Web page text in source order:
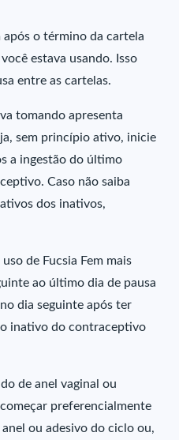
após o término da cartela
estava usando. Isso
entre as cartelas.
tomando apresenta
sem princípio ativo, inicie
a ingestão do último
Caso não saiba
dos inativos,
de Fucsia Fem mais
ao último dia de pausa
dia seguinte após ter
inativo do contraceptivo
de anel vaginal ou
preferencialmente
ou adesivo do ciclo ou,